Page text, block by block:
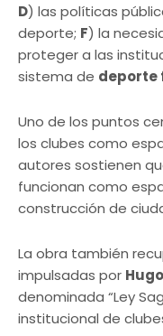
D) las políticas
deporte; F) la
proteger a las
sistema de deporte
Uno de los puntos
los clubes como
autores sostienen
funcionan como
construcción de
La obra también
impulsadas por
denominada “Ley
institucional de